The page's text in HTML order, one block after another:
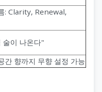
: Clarity, Renewal,
술이 나온다"
간 향까지 무향 설정 가능